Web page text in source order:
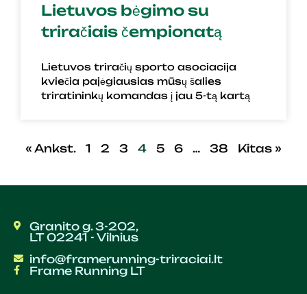
Lietuvos bėgimo su
triračiais čempionatą
Lietuvos triračių sporto asociacija
kviečia pajėgiausias mūsų šalies
triratininkų komandas į jau 5-tą kartą
« Ankst. 1 2 3 4 5 6 … 38 Kitas »
Granito g. 3-202,
LT 02241 - Vilnius
info@framerunning-triraciai.lt
Frame Running LT